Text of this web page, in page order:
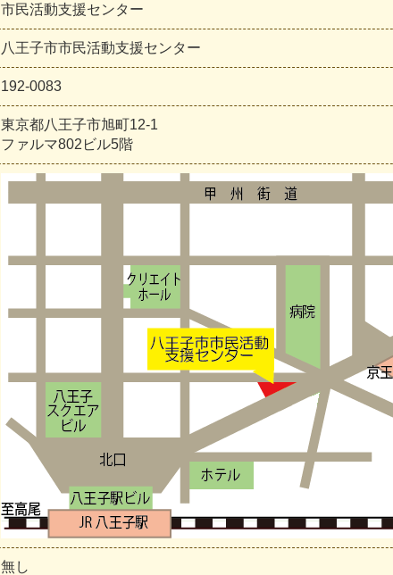
市民活動支援センター
八王子市市民活動支援センター
192-0083
東京都八王子市旭町12-1
ファルマ802ビル5階
無し